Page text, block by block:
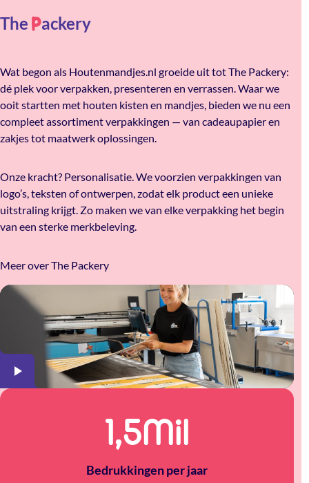
The Packery
Wat begon als Houtenmandjes.nl groeide uit tot The Packery:
dé plek voor verpakken, presenteren en verrassen. Waar we
ooit startten met houten kisten en mandjes, bieden we nu een
compleet assortiment verpakkingen — van cadeaupapier en
zakjes tot maatwerk oplossingen.
Onze kracht? Personalisatie. We voorzien verpakkingen van
logo’s, teksten of ontwerpen, zodat elk product een unieke
uitstraling krijgt. Zo maken we van elke verpakking het begin
van een sterke merkbeleving.
Meer over The Packery
1,5Mil
Bedrukkingen per jaar